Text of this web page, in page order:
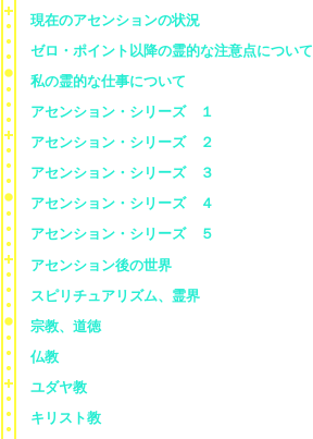
現在のアセンションの状況
ゼロ・ポイント以降の霊的な注意点について
私の霊的な仕事について
アセンション・シリーズ １
アセンション・シリーズ ２
アセンション・シリーズ ３
アセンション・シリーズ ４
アセンション・シリーズ ５
アセンション後の世界
スピリチュアリズム、霊界
宗教、道徳
仏教
ユダヤ教
キリスト教